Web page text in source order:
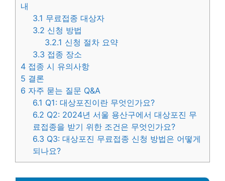
내
3.1 무료접종 대상자
3.2 신청 방법
3.2.1 신청 절차 요약
3.3 접종 장소
4 접종 시 유의사항
5 결론
6 자주 묻는 질문 Q&A
6.1 Q1: 대상포진이란 무엇인가요?
6.2 Q2: 2024년 서울 용산구에서 대상포진 무
료접종을 받기 위한 조건은 무엇인가요?
6.3 Q3: 대상포진 무료접종 신청 방법은 어떻게
되나요?